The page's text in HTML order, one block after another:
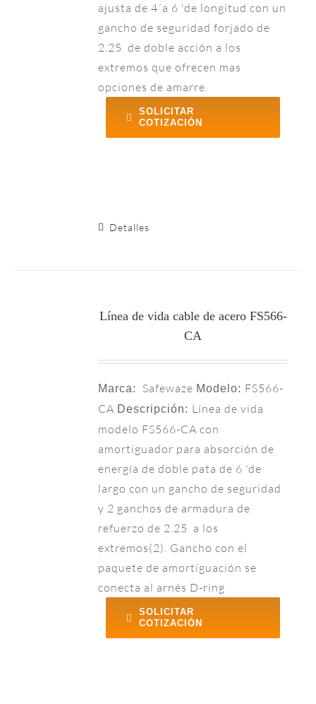
ajusta de 4´a 6 'de longitud con un
gancho de seguridad forjado de
2.25 de doble acción a los
extremos que ofrecen mas
opciones de amarre.
SOLICITAR
COTIZACIÓN
Detalles
Línea de vida cable de acero FS566-
CA
Marca: Safewaze Modelo: FS566-
CA Descripción: Línea de vida
modelo FS566-CA con
amortiguador para absorción de
energía de doble pata de 6 'de
largo con un gancho de seguridad
y 2 ganchos de armadura de
refuerzo de 2.25 a los
extremos(2). Gancho con el
paquete de amortiguación se
conecta al arnés D-ring
SOLICITAR
COTIZACIÓN